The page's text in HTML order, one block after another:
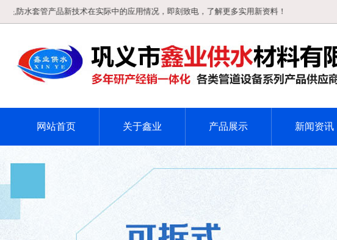
产品新技术在实际中的应用情况，即刻致电，了解更多实用新资料！
网站首页 关于鑫业 产品展示 新闻资讯